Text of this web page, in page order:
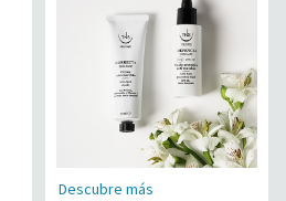
Descubre más